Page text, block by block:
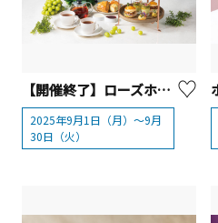
【開催終了】ローズホテル横浜『シャインマスカットアフタヌーンティー』
2025年9月1日（月）～9月
30日（火）